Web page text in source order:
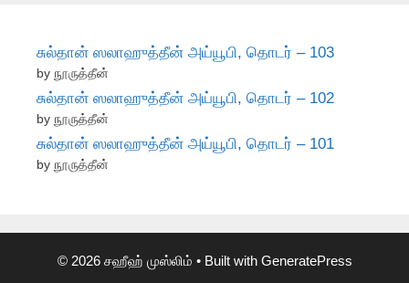
சுல்தான் ஸலாஹுத்தீன் அய்யூபி, தொடர் – 103
by நூருத்தீன்
சுல்தான் ஸலாஹுத்தீன் அய்யூபி, தொடர் – 102
by நூருத்தீன்
சுல்தான் ஸலாஹுத்தீன் அய்யூபி, தொடர் – 101
by நூருத்தீன்
© 2026 சஹீஹ் முஸ்லிம் • Built with GeneratePress